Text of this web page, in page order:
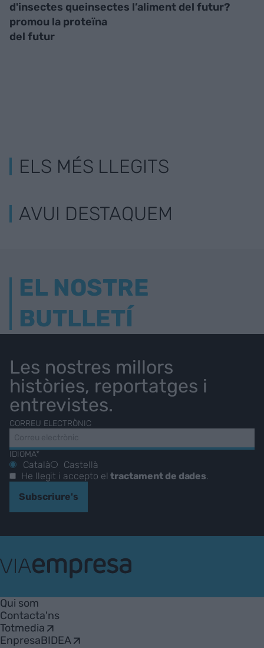
d'insectes que
promou la proteïna
del futur
insectes l’aliment del futur?
ELS MÉS LLEGITS
AVUI DESTAQUEM
EL NOSTRE
BUTLLETÍ
Les nostres millors
històries, reportatges i
entrevistes.
CORREU ELECTRÒNIC
IDIOMA*
Català
Castellà
He llegit i accepto eltractament de dades.
Subscriure's
Empresa
Qui som
Contacta'ns
Totmedia
EnpresaBIDEA